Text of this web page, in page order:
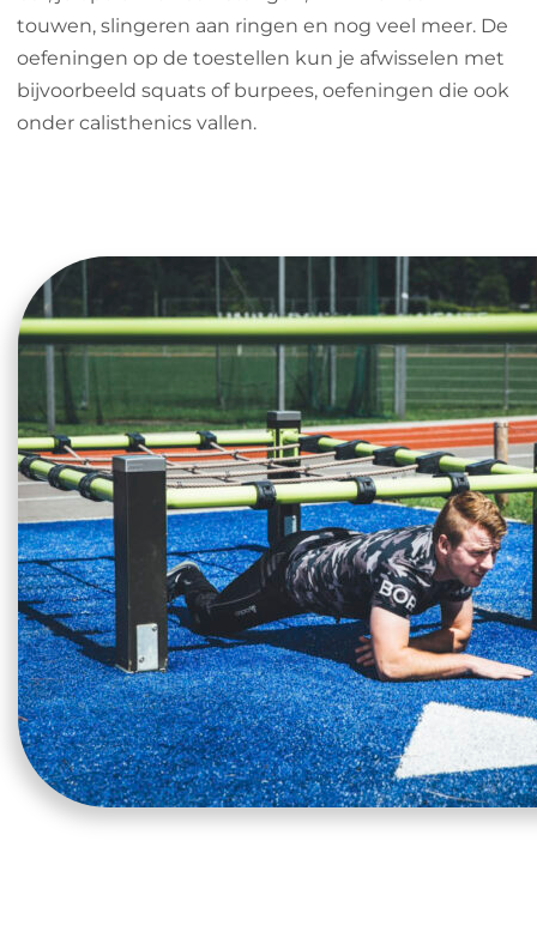
touwen, slingeren aan ringen en nog veel meer. De
oefeningen op de toestellen kun je afwisselen met
bijvoorbeeld squats of burpees, oefeningen die ook
onder calisthenics vallen.